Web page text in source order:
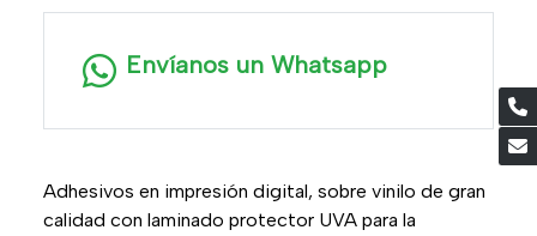
Envíanos un Whatsapp
Adhesivos en impresión digital, sobre vinilo de gran
calidad con laminado protector UVA para la